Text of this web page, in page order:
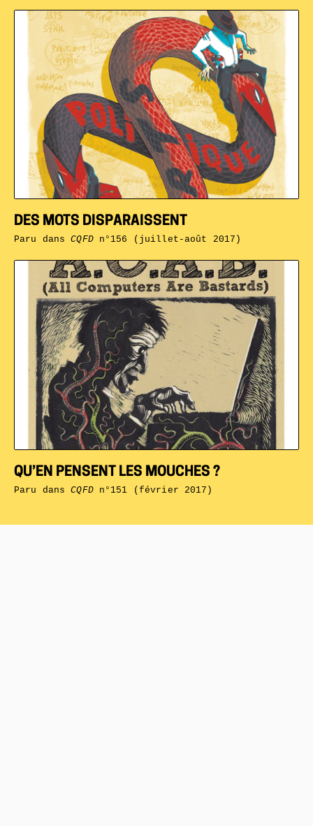
QU’EN PENSENT LES MOUCHES ?
Paru dansCQFDn°151 (février 2017)
DES MOTS DISPARAISSENT
Paru dansCQFDn°156 (juillet-août 2017)